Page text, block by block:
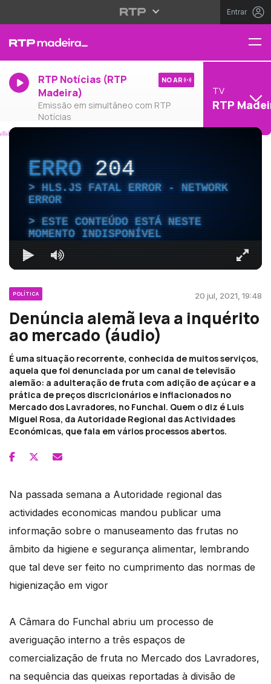
Entrar
RTP Notícias (RTP
Madeira)
Emissão em simultâneo com RTP
Notícias
NO AR
TV
RTP
ERRO204
HLS.JS FATAL ERROR - NETWORK
ERROR
ESTE CONTEÚDO ESTÁ NESTE
MOMENTO INDISPONÍVEL
POLÍTICA 20 jul, 2021, 19:48
Denúncia alemã leva a inquérito
ao mercado (áudio)
É uma situação recorrente, conhecida de muitos serviços,
aquela que foi denunciada por um canal de televisão
alemão: a adulteração de fruta com adição de açúcar e a
prática de preços discricionários e inflacionados no
Mercado dos Lavradores, no Funchal. Quem o diz é Luis
Miguel Rosa, da Autoridade Regional das Actividades
Económicas, que fala em vários processos abertos.
Na passada semana a Autoridade regional das
actividades economicas mandou publicar uma
informação sobre o manuseamento das frutas no
âmbito da higiene e segurança alimentar, lembrando
que tal deve ser feito no cumprimento das normas de
higienização em vigor
A Câmara do Funchal abriu um processo de
averiguação interno a três espaços de
comercialização de fruta no Mercado dos Lavradores,
na sequência das queixas reportadas à divisão de